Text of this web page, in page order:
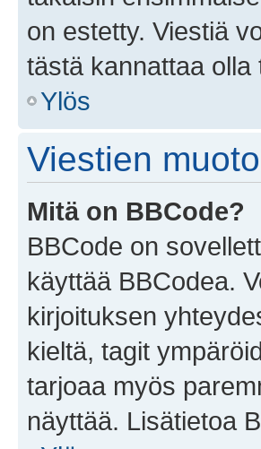
on estetty. Viestiä
tästä kannattaa
Ylös
Viestien
Mitä on BBCode?
BBCode on
käyttää BBCodea.
kirjoituksen
kieltä, tagit
tarjoaa myös
näyttää. Lisätietoa